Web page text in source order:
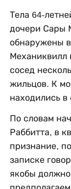
Тела 64-
дочери Сары
обнаружены
Механиквилл
сосед
жильцов. К
находились
По словам
Раббитта, в
признание,
записке
якобы